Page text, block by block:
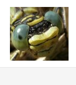
Aller
contenu